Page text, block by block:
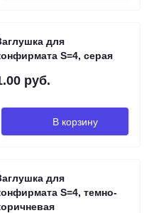
для
S=4, серая
руб.
В корзину
для
S=4, темно-